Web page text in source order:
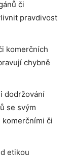
či
pravdivost
komerčních
chybně
dodržování
se svým
komerčními či
etikou